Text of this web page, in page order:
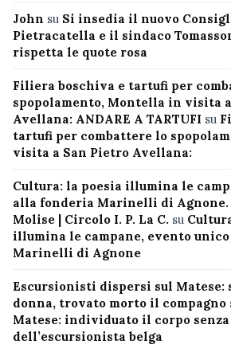
John su Si insedia il nuovo
Pietracatella e il sindaco
rispetta le quote rosa
Filiera boschiva e tartufi per
spopolamento, Montella in visita
Avellana: ANDARE A TARTUFI su
tartufi per combattere lo
visita a San Pietro Avellana:
Cultura: la poesia illumina le
alla fonderia Marinelli di Agnone.
Molise | Circolo I. P. La C. su
illumina le campane, evento
Marinelli di Agnone
Escursionisti dispersi sul Matese:
donna, trovato morto il compagno
Matese: individuato il corpo
dell’escursionista belga